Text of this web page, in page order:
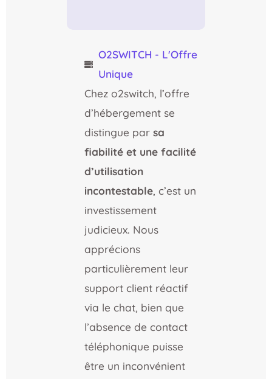
O2SWITCH - L'Offre
Unique
Chez o2switch, l’offre
d’hébergement se
distingue par sa
fiabilité et une facilité
d’utilisation
incontestable, c’est un
investissement
judicieux. Nous
apprécions
particulièrement leur
support client réactif
via le chat, bien que
l’absence de contact
téléphonique puisse
être un inconvénient